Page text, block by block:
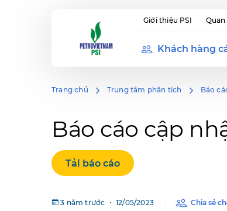
Giới thiệu PSI
Khách hàng
Trang chủ Trung tâm phân tích Báo
Báo cáo cập
Tải báo cáo
3 năm trước ・ 12/05/2023 Chia sẻ